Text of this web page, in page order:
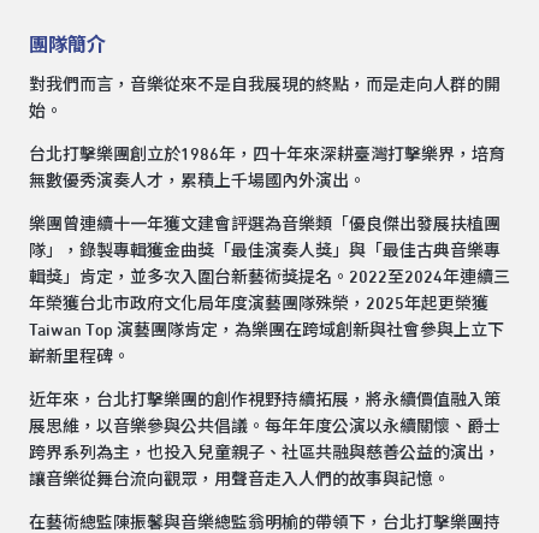
團隊簡介
對我們而言，音樂從來不是自我展現的終點，而是走向人群的開
始。
台北打擊樂團創立於1986年，四十年來深耕臺灣打擊樂界，培育
無數優秀演奏人才，累積上千場國內外演出。
樂團曾連續十一年獲文建會評選為音樂類「優良傑出發展扶植團
隊」，錄製專輯獲金曲獎「最佳演奏人獎」與「最佳古典音樂專
輯獎」肯定，並多次入圍台新藝術獎提名。2022至2024年連續三
年榮獲台北市政府文化局年度演藝團隊殊榮，2025年起更榮獲
Taiwan Top 演藝團隊肯定，為樂團在跨域創新與社會參與上立下
嶄新里程碑。
近年來，台北打擊樂團的創作視野持續拓展，將永續價值融入策
展思維，以音樂參與公共倡議。每年年度公演以永續關懷、爵士
跨界系列為主，也投入兒童親子、社區共融與慈善公益的演出，
讓音樂從舞台流向觀眾，用聲音走入人們的故事與記憶。
在藝術總監陳振馨與音樂總監翁明榆的帶領下，台北打擊樂團持